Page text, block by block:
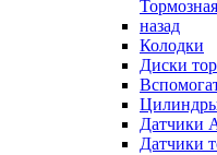
назад
Колодки
Диски
Датчики
Датчики